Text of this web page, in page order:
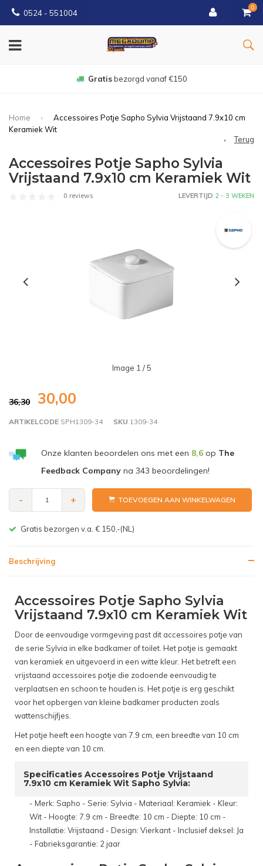
0524 - 551004
0
Gratisbezorgd vanaf €150
Home
Accessoires Potje Sapho Sylvia Vrijstaand 7.9x10 cm
Keramiek Wit
Terug
Accessoires Potje Sapho Sylvia
Vrijstaand 7.9x10 cm Keramiek Wit
0 reviews LEVERTIJD 2 - 3 WEKEN
Image 1 / 5
36,30 30,00
ARTIKELCODE SPH1309-34 SKU 1309-34
Onze klanten beoordelen ons met een 8,6op The
Feedback Companyna 343 beoordelingen!
- + TOEVOEGEN AAN WINKELWAGEN
Gratis bezorgen v.a. € 150,-(NL)
Beschrijving
Accessoires Potje Sapho Sylvia
Vrijstaand 7.9x10 cm Keramiek Wit
Door de eenvoudige vormgeving past dit accessoires potje van
de serie Sylvia in elke badkamer of toilet. Het potje is gemaakt
van keramiek en uitgevoerd in een witte kleur. Het betreft een
vrijstaand accessoires potje die zodoende eenvoudig te
verplaatsen en schoon te houden is. Het potje is erg geschikt
voor het opbergen van kleine badkamer producten zoals
wattenschijfjes.
Het potje heeft een hoogte van 7.9 cm, een breedte van 10 cm
en een diepte van 10 cm.
Specificaties Accessoires Potje Vrijstaand
7.9x10 cm Keramiek Wit Sapho Sylvia:
- Merk: Sapho - Serie: Sylvia - Materiaal: Keramiek - Kleur:
Wit - Hoogte: 7.9 cm - Breedte: 10 cm - Diepte: 10 cm -
Installatie: Vrijstaand - Design: Vierkant - Inclusief deksel: Ja
- Fabrieksgarantie: 2 jaar